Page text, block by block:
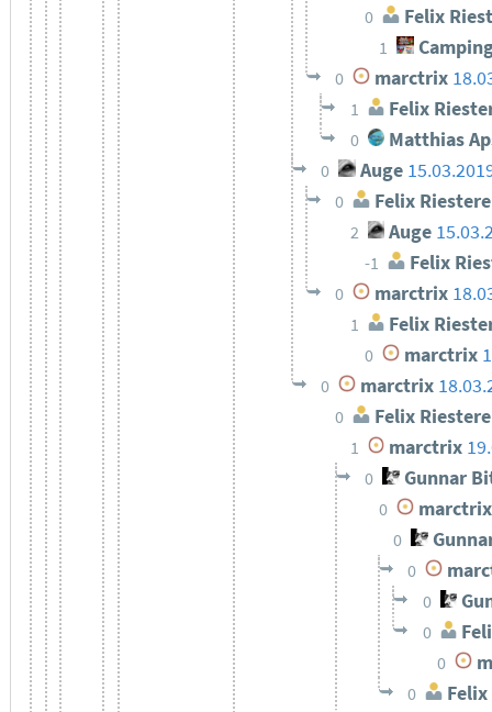
0 Felix
1
0 marctrix
1 Felix
0 Matthias
0 Auge
0 Felix
2 Auge
-1 Felix
0 marctrix
1 Felix
0 marctrix
0 marctrix
0 Felix
1 marctrix
0 Gunnar
0 marctrix
0
0
0
0
0
0